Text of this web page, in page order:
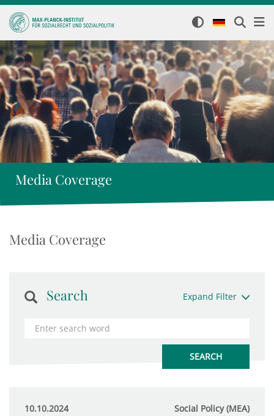
Media Coverage
Media Coverage
Search Expand Filter
10.10.2024 Social Policy (MEA)